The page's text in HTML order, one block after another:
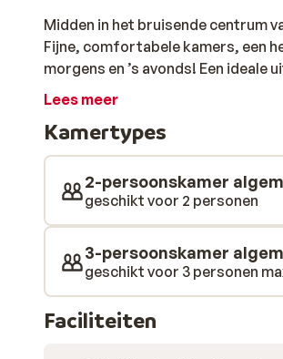
Midden in het bruisende centrum
Fijne, comfortabele kamers, een
morgens en ’s avonds! Een
Lees meer
Kamertypes
2-persoonskamer
geschikt voor 2 personen
3-persoonskamer
geschikt voor 3 personen
Faciliteiten